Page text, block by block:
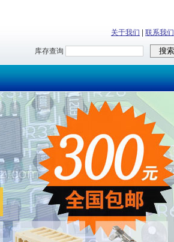
关于我们 联系我们
库存查询